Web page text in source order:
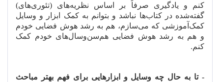
کنم و یادگیری صرفاً بر اساس نظریههای (تئوریهای)
گفتهشده در کتابها نباشد و بتوانم به کمک ابزار و وسایل
کمک آموزشی که میسازم، هم به رشد هوش فضایی خودم
و هم به رشد هوش فضایی همسنوسالهای خودم کمک
کنم.
- تا به حال چه وسایل و ابزارهایی برای فهم بهتر مباحث